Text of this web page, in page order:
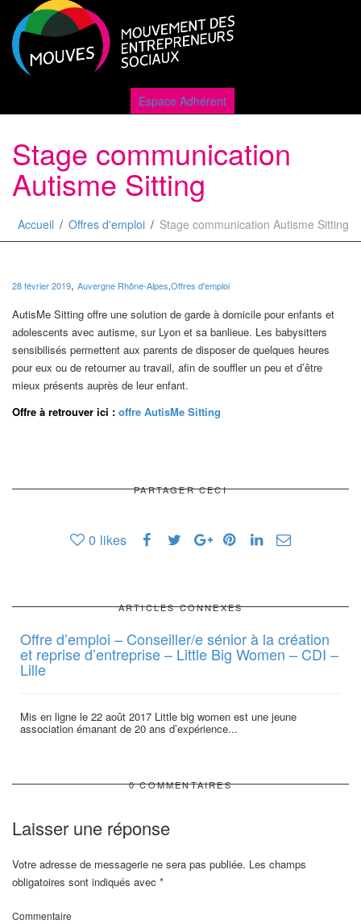
Espace Adhérent
Stage communication
Autisme Sitting
Accueil Offres d'emploi Stage communication Autisme Sitting
28 février 2019, Auvergne Rhône-Alpes,Offres d'emploi
AutisMe Sitting offre une solution de garde à domicile pour enfants et
adolescents avec autisme, sur Lyon et sa banlieue. Les babysitters
sensibilisés permettent aux parents de disposer de quelques heures
pour eux ou de retourner au travail, afin de souffler un peu et d’être
mieux présents auprès de leur enfant.
Offre à retrouver ici : offre AutisMe Sitting
PARTAGER CECI
0 likes
ARTICLES CONNEXES
Offre d’emploi – Conseiller/e sénior à la création
et reprise d’entreprise – Little Big Women – CDI –
Lille
Mis en ligne le 22 août 2017 Little big women est une jeune
association émanant de 20 ans d’expérience...
0 COMMENTAIRES
Laisser une réponse
Votre adresse de messagerie ne sera pas publiée. Les champs
obligatoires sont indiqués avec *
Commentaire